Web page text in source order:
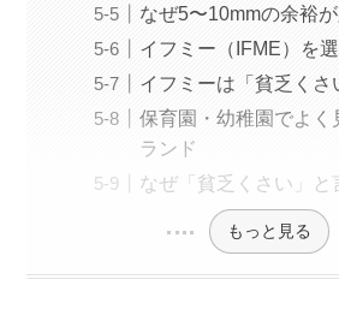
なぜ5〜10mmの余裕
イフミー（IFME）を
イフミーは「貧乏くさ
保育園・幼稚園でよく
ランド
なぜ「貧乏くさい」と
もっと見る